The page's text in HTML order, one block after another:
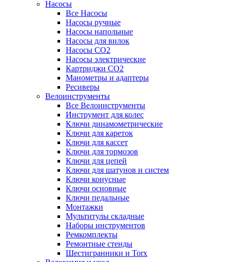
Насосы
Все Насосы
Насосы ручные
Насосы напольные
Насосы для вилок
Насосы CO2
Насосы электрические
Картриджи CO2
Манометры и адаптеры
Ресиверы
Велоинструменты
Все Велоинструменты
Инструмент для колес
Ключи динамометрические
Ключи для кареток
Ключи для кассет
Ключи для тормозов
Ключи для цепей
Ключи для шатунов и систем
Ключи конусные
Ключи основные
Ключи педальные
Монтажки
Мультитулы складные
Наборы инструментов
Ремкомплекты
Ремонтные стенды
Шестигранники и Torx